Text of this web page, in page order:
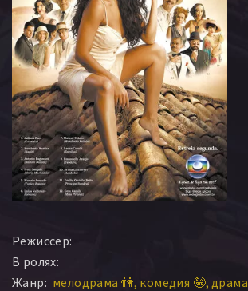
Режиссер:
В ролях:
Жанр: мелодрама 👫 комедия 🤪